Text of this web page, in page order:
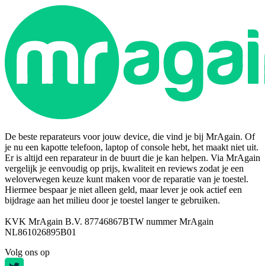
De beste reparateurs voor jouw device, die vind je bij MrAgain. Of
je nu een kapotte telefoon, laptop of console hebt, het maakt niet uit.
Er is altijd een reparateur in de buurt die je kan helpen. Via MrAgain
vergelijk je eenvoudig op prijs, kwaliteit en reviews zodat je een
weloverwegen keuze kunt maken voor de reparatie van je toestel.
Hiermee bespaar je niet alleen geld, maar lever je ook actief een
bijdrage aan het milieu door je toestel langer te gebruiken.
KVK MrAgain B.V. 87746867BTW nummer MrAgain
NL861026895B01
Volg ons op